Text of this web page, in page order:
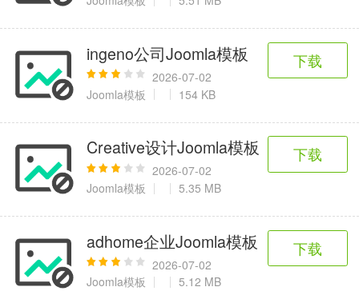
图像拍照
9百+款应用
ingeno公司Joomla模板
2026-07-02
Joomla模板
154 KB
下载
Creative设计Joomla模板
2026-07-02
Joomla模板
5.35 MB
下载
adhome企业Joomla模板
2026-07-02
Joomla模板
5.12 MB
下载